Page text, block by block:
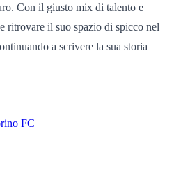
Con il giusto mix di talento e
ritrovare il suo spazio di spicco nel
a scrivere la sua storia
FC